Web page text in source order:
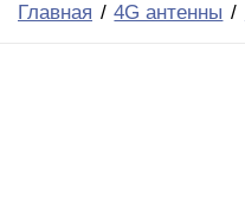
Главная 4G антенны